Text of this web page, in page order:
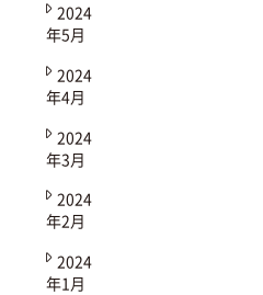
2024
年5月
2024
年4月
2024
年3月
2024
年2月
2024
年1月